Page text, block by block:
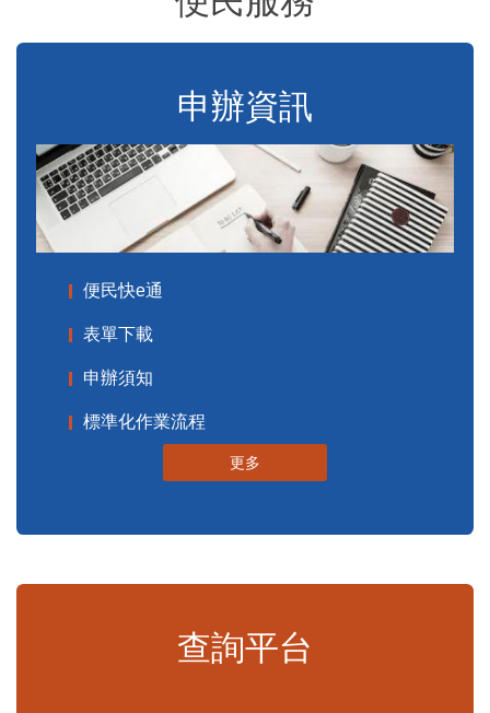
申辦資訊
便民快e通
表單下載
申辦須知
標準化作業流程
更多
查詢平台